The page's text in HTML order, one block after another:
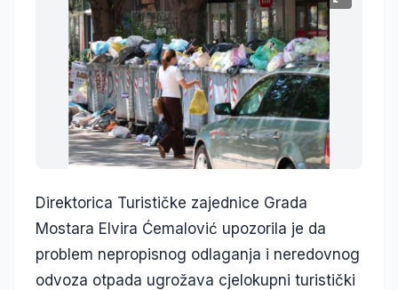
Direktorica Turističke zajednice Grada
Mostara Elvira Ćemalović upozorila je da
problem nepropisnog odlaganja i neredovnog
odvoza otpada ugrožava cjelokupni turistički